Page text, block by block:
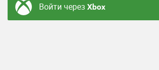
Войти черезXbox